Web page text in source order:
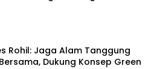
Rohil: Jaga Alam Tanggung
Dukung Konsep Green